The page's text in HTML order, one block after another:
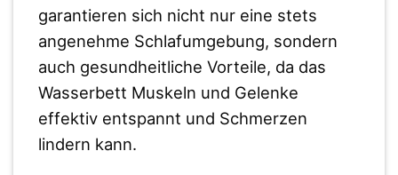
garantieren sich nicht nur eine stets
angenehme Schlafumgebung, sondern
auch gesundheitliche Vorteile, da das
Wasserbett Muskeln und Gelenke
effektiv entspannt und Schmerzen
lindern kann.